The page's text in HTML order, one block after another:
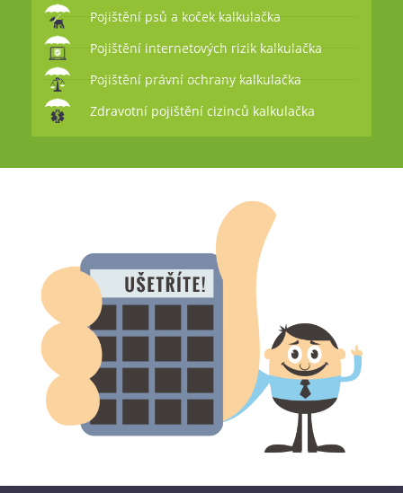
Pojištění psů a koček kalkulačka
Pojištění internetových rizik kalkulačka
Pojištění právní ochrany kalkulačka
Zdravotní pojištění cizinců kalkulačka